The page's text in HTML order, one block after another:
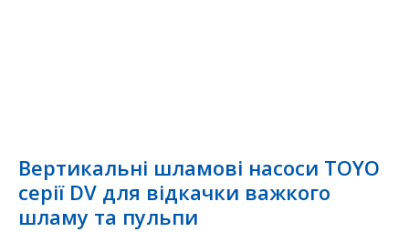
Вертикальні шламові насоси TOYO
серії DV для відкачки важкого
шламу та пульпи